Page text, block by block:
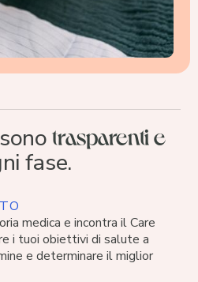
trasparenti e
fase.
medica e incontra il Care
i tuoi obiettivi di salute a
e determinare il miglior